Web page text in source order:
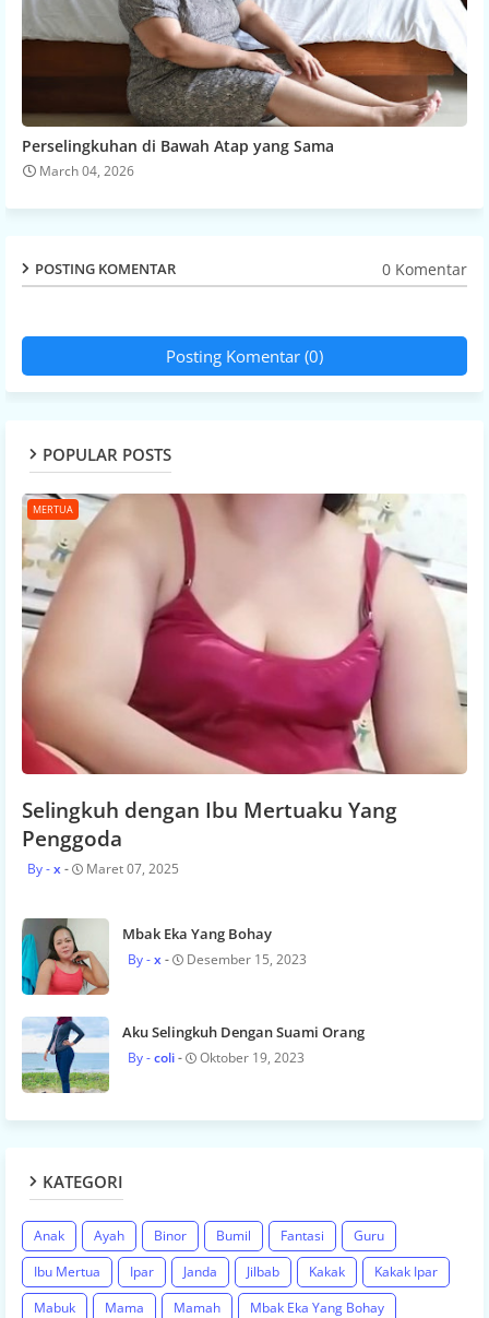
Perselingkuhan di Bawah Atap yang Sama
March 04, 2026
POSTING KOMENTAR 0 Komentar
Posting Komentar (0)
POPULAR POSTS
MERTUA
Selingkuh dengan Ibu Mertuaku Yang
Penggoda
x Maret 07, 2025
Mbak Eka Yang Bohay
x Desember 15, 2023
Aku Selingkuh Dengan Suami Orang
coli Oktober 19, 2023
KATEGORI
Anak Ayah Binor Bumil Fantasi
Guru
Ibu Mertua
Ipar Janda Jilbab Kakak
Kakak Ipar
Mabuk
Mama Mamah Mbak Eka Yang Bohay